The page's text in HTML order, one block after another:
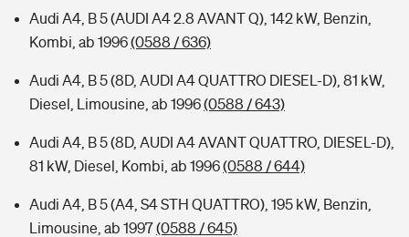
Audi A4, B 5 (AUDI A4 2.8 AVANT Q), 142 kW, Benzin,
Kombi, ab 1996(0588 / 636)
Audi A4, B 5 (8D, AUDI A4 QUATTRO DIESEL-D), 81 kW,
Diesel, Limousine, ab 1996(0588 / 643)
Audi A4, B 5 (8D, AUDI A4 AVANT QUATTRO, DIESEL-D),
81 kW, Diesel, Kombi, ab 1996(0588 / 644)
Audi A4, B 5 (A4, S4 STH QUATTRO), 195 kW, Benzin,
Limousine, ab 1997(0588 / 645)